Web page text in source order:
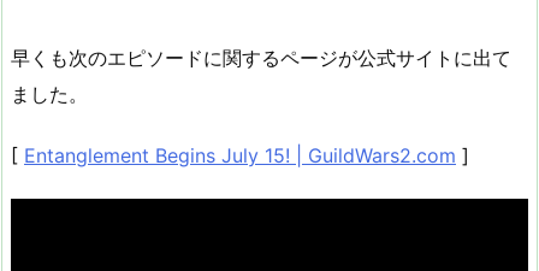
早くも次のエピソードに関するページが公式サイトに出て
ました。
[ Entanglement Begins July 15! | GuildWars2.com ]